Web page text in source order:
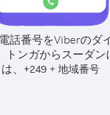
話番号をViberのダ
トンガからスーダ
は、 +249 + 地域番号